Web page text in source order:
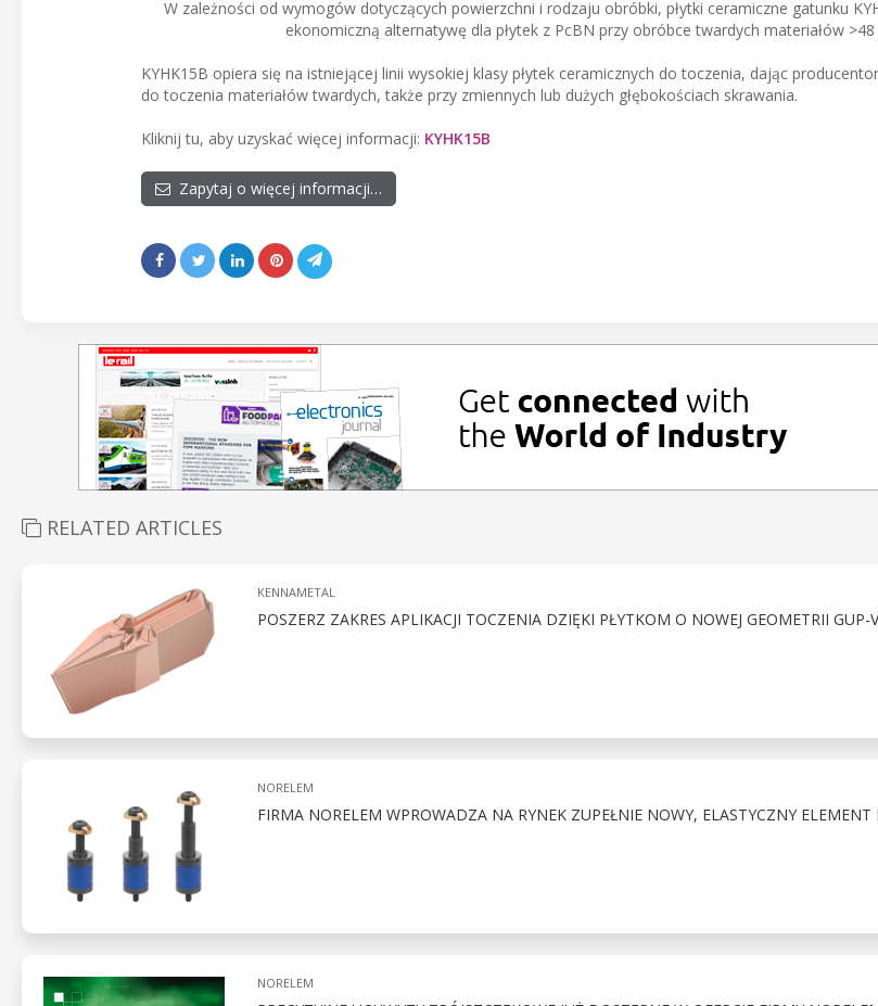
W zależności od wymogów dotyczących powierzchni i rodzaju obróbki, płytki ceramiczne gatunku
ekonomiczną alternatywę dla płytek z PcBN przy obróbce twardych materiałów >48
KYHK15B opiera się na istniejącej linii wysokiej klasy płytek ceramicznych do toczenia, dając
do toczenia materiałów twardych, także przy zmiennych lub dużych głębokościach skrawania.
Kliknij tu, aby uzyskać więcej informacji: KYHK15B
Zapytaj o więcej informacji…
RELATED ARTICLES
KENNAMETAL
POSZERZ ZAKRES APLIKACJI TOCZENIA DZIĘKI PŁYTKOM O NOWEJ GEOMETRII
NORELEM
FIRMA NORELEM WPROWADZA NA RYNEK ZUPEŁNIE NOWY, ELASTYCZNY ELEMENT
NORELEM